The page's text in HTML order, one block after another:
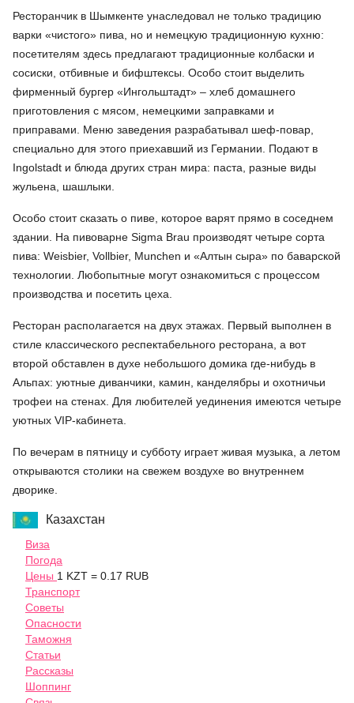
Ресторанчик в Шымкенте унаследовал не только традицию
варки «чистого» пива, но и немецкую традиционную кухню:
посетителям здесь предлагают традиционные колбаски и
сосиски, отбивные и бифштексы. Особо стоит выделить
фирменный бургер «Ингольштадт» – хлеб домашнего
приготовления с мясом, немецкими заправками и
приправами. Меню заведения разрабатывал шеф-повар,
специально для этого приехавший из Германии. Подают в
Ingolstadt и блюда других стран мира: паста, разные виды
жульена, шашлыки.
Особо стоит сказать о пиве, которое варят прямо в соседнем
здании. На пивоварне Sigma Brau производят четыре сорта
пива: Weisbier, Vollbier, Munchen и «Алтын сыра» по баварской
технологии. Любопытные могут ознакомиться с процессом
производства и посетить цеха.
Ресторан располагается на двух этажах. Первый выполнен в
стиле классического респектабельного ресторана, а вот
второй обставлен в духе небольшого домика где-нибудь в
Альпах: уютные диванчики, камин, канделябры и охотничьи
трофеи на стенах. Для любителей уединения имеются четыре
уютных VIP-кабинета.
По вечерам в пятницу и субботу играет живая музыка, а летом
открываются столики на свежем воздухе во внутреннем
дворике.
Казахстан
Виза
Погода
Цены 1 KZT = 0.17 RUB
Транспорт
Советы
Опасности
Таможня
Статьи
Рассказы
Шоппинг